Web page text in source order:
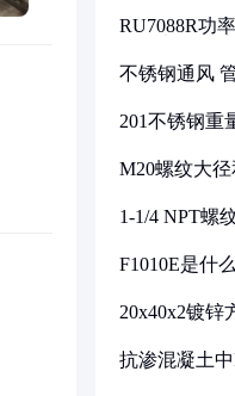
RU7088R功
不锈钢通风
201不锈钢重
M20螺纹大
1-1/4 NPT螺
F1010E是什
20x40x2镀锌
抗渗混凝土